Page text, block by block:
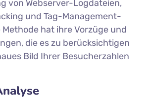
von Webserver-Logdateien,
und Tag-Management-
hat ihre Vorzüge und
die es zu berücksichtigen
Bild Ihrer Besucherzahlen